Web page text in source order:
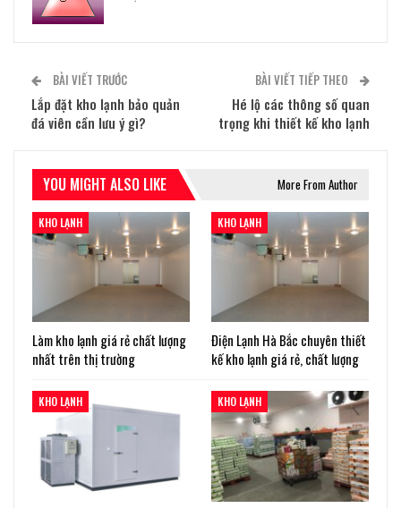
BÀI VIẾT TRƯỚC
Lắp đặt kho lạnh bảo quản
đá viên cần lưu ý gì?
BÀI VIẾT TIẾP THEO
Hé lộ các thông số quan
trọng khi thiết kế kho lạnh
YOU MIGHT ALSO LIKE More From Author
KHO LẠNH
Làm kho lạnh giá rẻ chất lượng
nhất trên thị trường
KHO LẠNH
Điện Lạnh Hà Bắc chuyên thiết
kế kho lạnh giá rẻ, chất lượng
KHO LẠNH KHO LẠNH